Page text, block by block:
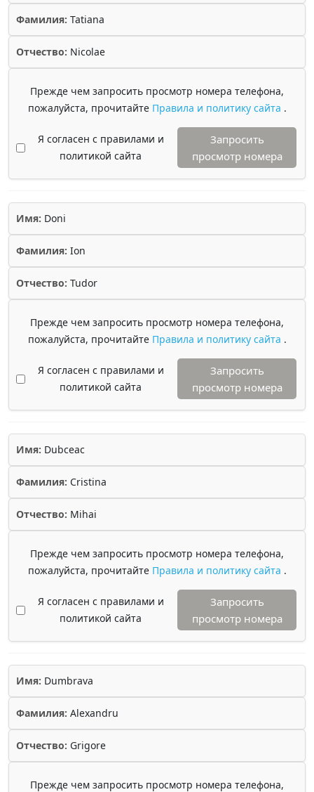
Фамилия: Tatiana
Отчество: Nicolae
Прежде чем запросить просмотр номера телефона,
пожалуйста, прочитайте Правила и политику сайта .
Я согласен с правилами и
политикой сайта
Запросить
просмотр номера
Имя: Doni
Фамилия: Ion
Отчество: Tudor
Прежде чем запросить просмотр номера телефона,
пожалуйста, прочитайте Правила и политику сайта .
Я согласен с правилами и
политикой сайта
Запросить
просмотр номера
Имя: Dubceac
Фамилия: Cristina
Отчество: Mihai
Прежде чем запросить просмотр номера телефона,
пожалуйста, прочитайте Правила и политику сайта .
Я согласен с правилами и
политикой сайта
Запросить
просмотр номера
Имя: Dumbrava
Фамилия: Alexandru
Отчество: Grigore
Прежде чем запросить просмотр номера телефона,